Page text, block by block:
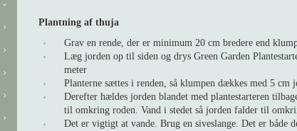
Plantning af thuja
Grav en rende, der er minimum 20 cm bredere end
Læg jorden op til siden og drys Green Garden
meter
Planterne sættes i renden, så klumpen dækkes med 5 cm
Derefter hældes jorden blandet med plantestarteren
til omkring roden. Vand i stedet så jorden falder til
Det er vigtigt at vande. Brug en siveslange. Det er både